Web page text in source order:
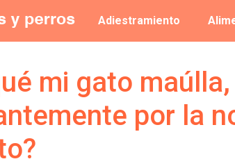
Adiestramiento
mi gato
por la